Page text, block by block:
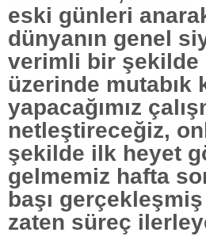
eski günleri
dünyanın genel
verimli bir şekilde
üzerinde mutabık
yapacağımız
netleştireceğiz,
şekilde ilk heyet
gelmemiz hafta
başı
zaten süreç